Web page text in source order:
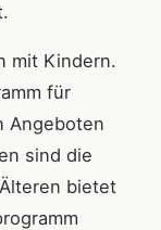
mit Kindern.
für
Angeboten
sind die
bietet